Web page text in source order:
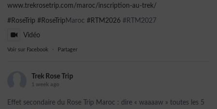
www.trekrosetrip.com/maroc/inscription-au-trek/
#RoseTrip #RoseTrip Maroc #RTM2026 #RTM2027
Vidéo
Voir sur Facebook · Partager
Trek Rose Trip
1 week ago
Effet secondaire du Rose Trip Maroc : dire « waaaaw » toutes les 5